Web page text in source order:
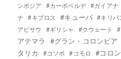
ンボジア
#カーボベルデ #ガイアナ
ナ
#キプロス #キューバ #キリバ
アビサウ
#ギリシャ #クウェート
アテマラ #グラン・コロンビア
タリカ
#コソボ #コモロ #コロ